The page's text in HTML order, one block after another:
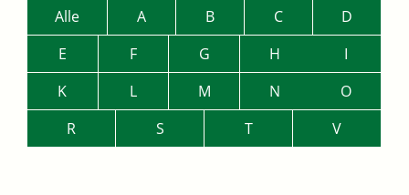
Alle A B C
D
E
F G H
I
K
L M N
O
R
S T V